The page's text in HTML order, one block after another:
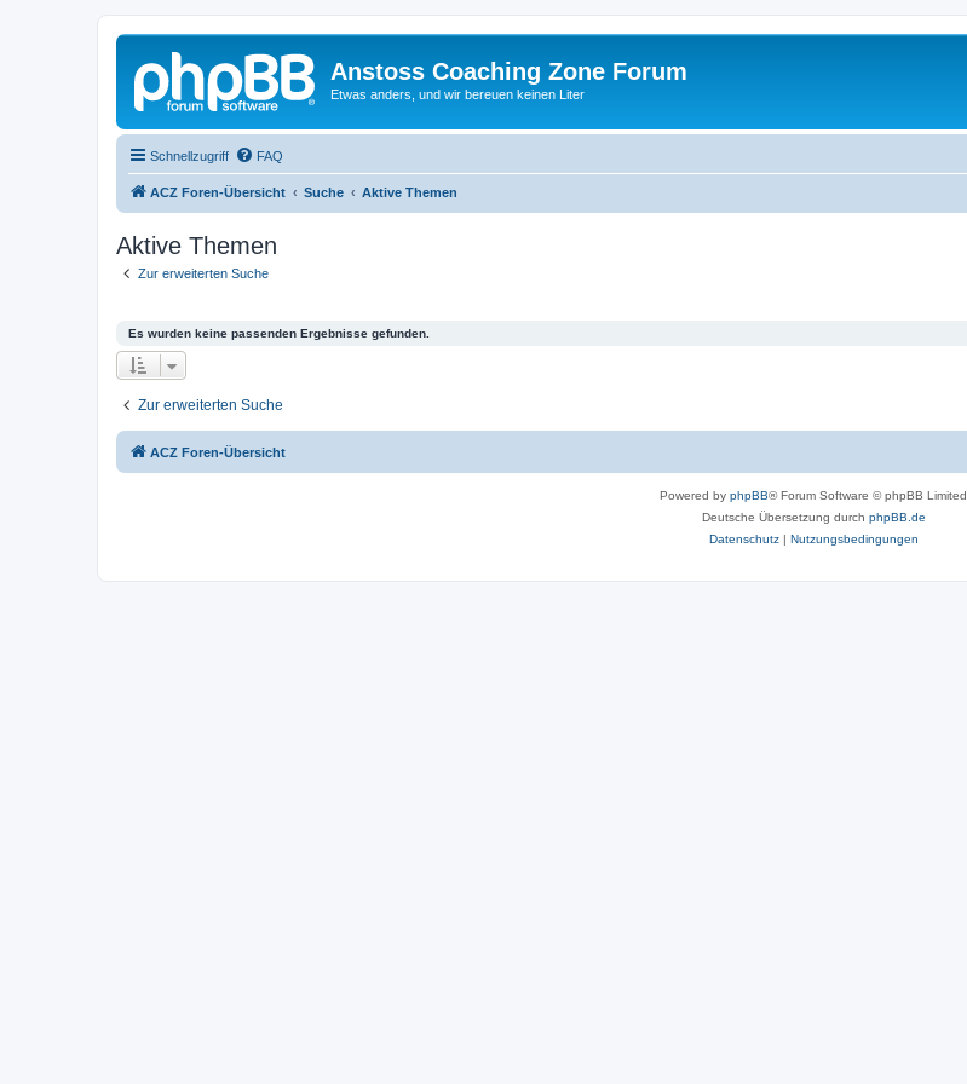
Anstoss Coaching Zone Forum
Etwas anders, und wir bereuen keinen Liter
Schnellzugriff FAQ
ACZ Foren-Übersicht Suche Aktive Themen
Aktive Themen
Zur erweiterten Suche
Es wurden keine passenden Ergebnisse gefunden.
Zur erweiterten Suche
ACZ Foren-Übersicht
Powered by phpBB® Forum Software © phpBB Limited
Deutsche Übersetzung durch phpBB.de
Datenschutz| Nutzungsbedingungen